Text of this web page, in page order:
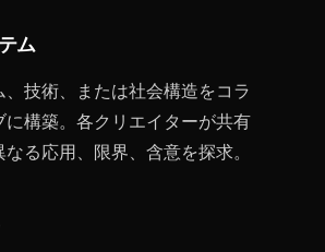
ム
、技術、または社会構造をコラ
に構築。各クリエイターが共有
る応用、限界、含意を探求。